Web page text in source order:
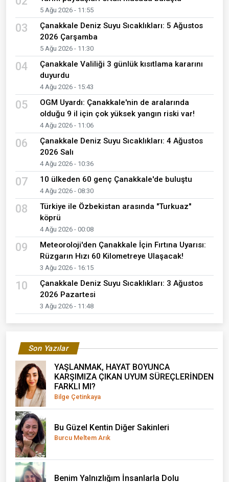
5 Ağu 2026 - 11:55
03
Çanakkale Deniz Suyu Sıcaklıkları: 5 Ağustos
2026 Çarşamba
5 Ağu 2026 - 11:30
04
Çanakkale Valiliği 3 günlük kısıtlama kararını
duyurdu
4 Ağu 2026 - 15:43
05
OGM Uyardı: Çanakkale'nin de aralarında
olduğu 9 il için çok yüksek yangın riski var!
4 Ağu 2026 - 11:06
06
Çanakkale Deniz Suyu Sıcaklıkları: 4 Ağustos
2026 Salı
4 Ağu 2026 - 10:36
07 10 ülkeden 60 genç Çanakkale'de buluştu
4 Ağu 2026 - 08:30
08
Türkiye ile Özbekistan arasında "Turkuaz"
köprü
4 Ağu 2026 - 00:08
09
Meteoroloji'den Çanakkale İçin Fırtına Uyarısı:
Rüzgarın Hızı 60 Kilometreye Ulaşacak!
3 Ağu 2026 - 16:15
10
Çanakkale Deniz Suyu Sıcaklıkları: 3 Ağustos
2026 Pazartesi
3 Ağu 2026 - 11:48
Son Yazılar
YAŞLANMAK, HAYAT BOYUNCA
KARŞIMIZA ÇIKAN UYUM SÜREÇLERİNDEN
FARKLI MI?
Bilge Çetinkaya
Bu Güzel Kentin Diğer Sakinleri
Burcu Meltem Arık
Benim Yalnızlığım İnsanlarla Dolu